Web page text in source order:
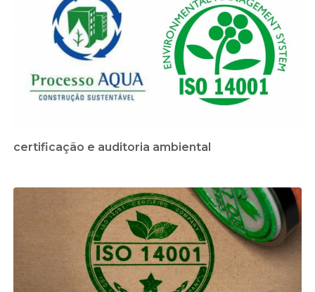
certificação e auditoria ambiental